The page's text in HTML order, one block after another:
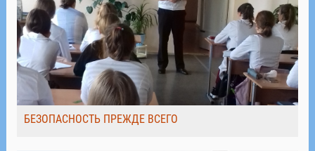
БЕЗОПАСНОСТЬ ПРЕЖДЕ ВСЕГО